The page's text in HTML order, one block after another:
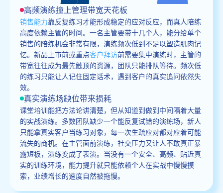
高频演练撞上管理带宽天花板
销售能力靠反复练习才能形成稳定的应对反应，而真人陪练
高度依赖主管的时间。一名主管要带十几个人，能分给单个
销售的陪练机会非常有限，演练频次低到不足以塑造肌肉记
忆。新品上市前或重点客户拜访前需要集中演练时，主管的
带宽往往成为最先触顶的资源，团队只能排队等待。频次低
的练习只能让人记住固定话术，遇到客户的真实追问依然失
效。
真实演练场缺位带来损耗
课堂培训能把方法论讲清楚，但从知道到做到中间隔着大量
的实战演练。多数团队缺少一个能反复试错的演练场，新人
只能拿真实客户当练习对象，每一次生疏应对都对应着可能
流失的商机。在主管面前演练，社交压力又让人不敢真正暴
露短板，演练变成了表演。当没有一个安全、高频、贴近真
实的训练环境，能力提升就只能依赖个人在实战中慢慢摸
索，业绩增长的速度自然被拖慢。